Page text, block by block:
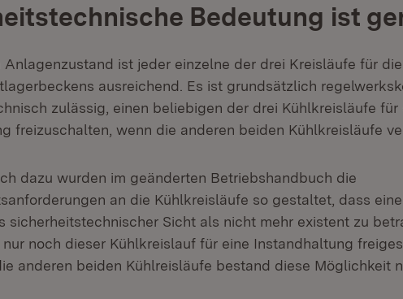
Bedeutung ist
Anlagenzustand ist jeder einzelne der drei Kreisläufe für
ausreichend. Es ist grundsätzlich
zulässig, einen beliebigen der drei Kühlkreisläufe für
freizuschalten, wenn die anderen beiden Kühlkreisläufe
dazu wurden im geänderten Betriebshandbuch die
an die Kühlkreisläufe so gestaltet, dass
sicherheitstechnischer Sicht als nicht mehr existent zu
nur noch dieser Kühlkreislauf für eine Instandhaltung
anderen beiden Kühlreisläufe bestand diese Möglichkeit